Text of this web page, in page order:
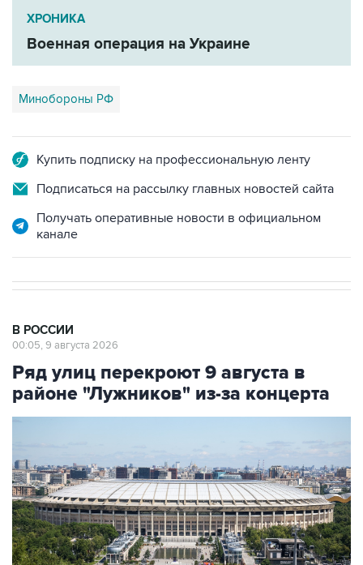
ХРОНИКА
Военная операция на Украине
Минобороны РФ
Купить подписку на профессиональную ленту
Подписаться на рассылку главных новостей сайта
Получать оперативные новости в официальном
канале
В РОССИИ
00:05, 9 августа 2026
Ряд улиц перекроют 9 августа в
районе "Лужников" из-за концерта